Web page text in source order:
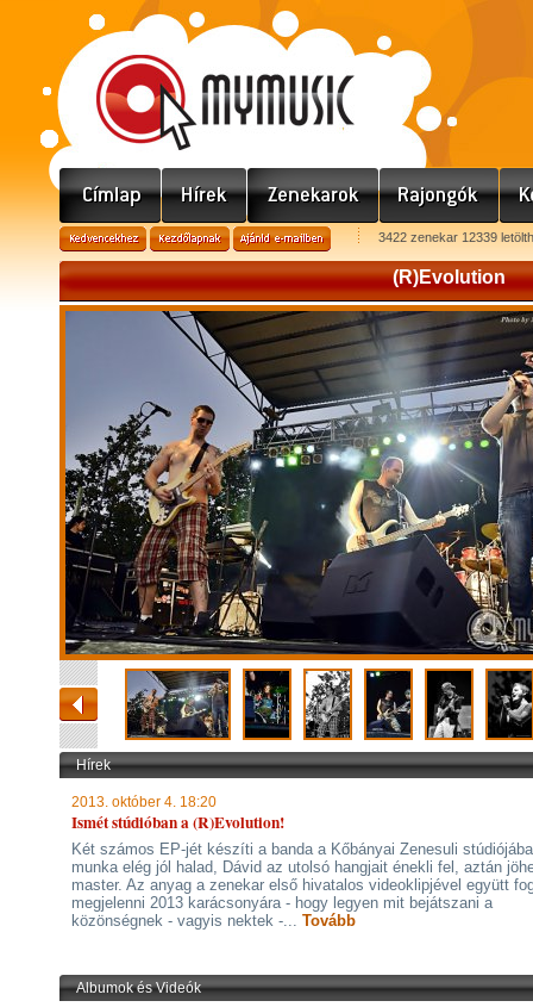
3422 zenekar 12339
(R)Evolution
Hírek
2013. október 4. 18:20
Ismét stúdióban a (R)Evolution!
Két számos EP-jét készíti a banda a Kőbányai Zenesuli
munka elég jól halad, Dávid az utolsó hangjait énekli fel, aztán
master. Az anyag a zenekar első hivatalos videoklipjével együtt
megjelenni 2013 karácsonyára - hogy legyen mit bejátszani a
közönségnek - vagyis nektek -... Tovább
Albumok és Videók